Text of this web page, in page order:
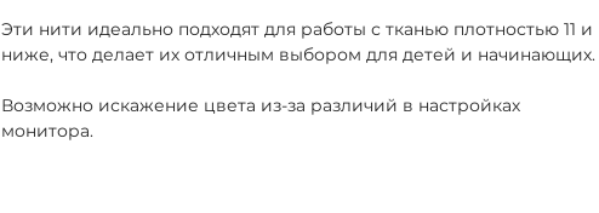
Эти нити идеально подходят для работы с тканью плотностью 11 и
ниже, что делает их отличным выбором для детей и начинающих.
Возможно искажение цвета из-за различий в настройках
монитора.